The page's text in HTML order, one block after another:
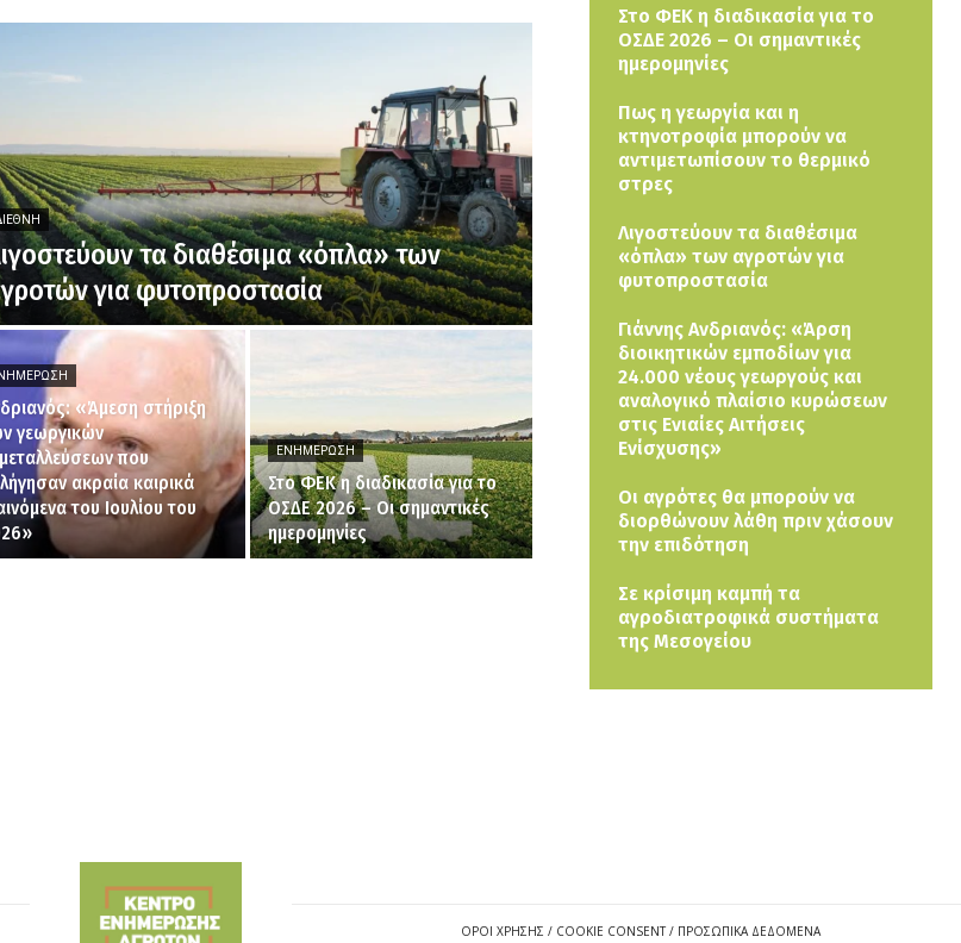
τα διαθέσιμα «όπλα» των
για φυτοπροστασία
«Άμεση στήριξη
γεωργικών
που
ακραία καιρικά
του Ιουλίου του
ΕΝΗΜΈΡΩΣΗ
Στο ΦΕΚ η διαδικασία για το
ΟΣΔΕ 2026 – Οι σημαντικές
ημερομηνίες
Στο ΦΕΚ η διαδικασία για το
ΟΣΔΕ 2026 – Οι σημαντικές
ημερομηνίες
Πως η γεωργία και η
κτηνοτροφία μπορούν να
αντιμετωπίσουν το θερμικό
στρες
Λιγοστεύουν τα διαθέσιμα
«όπλα» των αγροτών για
φυτοπροστασία
Γιάννης Ανδριανός: «Άρση
διοικητικών εμποδίων για
24.000 νέους γεωργούς και
αναλογικό πλαίσιο κυρώσεων
στις Ενιαίες Αιτήσεις
Ενίσχυσης»
Οι αγρότες θα μπορούν να
διορθώνουν λάθη πριν χάσουν
την επιδότηση
Σε κρίσιμη καμπή τα
αγροδιατροφικά συστήματα
της Μεσογείου
ΟΡΟΙ ΧΡΗΣΗΣ / COOKIE CONSENT / ΠΡΟΣΩΠΙΚΑ ΔΕΔΟΜΕΝΑ